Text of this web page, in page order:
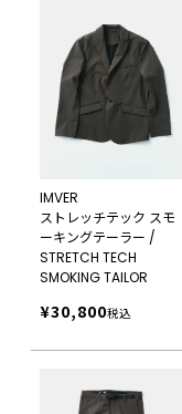
IMVER
ストレッチテック スモ
ーキングテーラー /
STRETCH TECH
SMOKING TAILOR
¥30,800税込